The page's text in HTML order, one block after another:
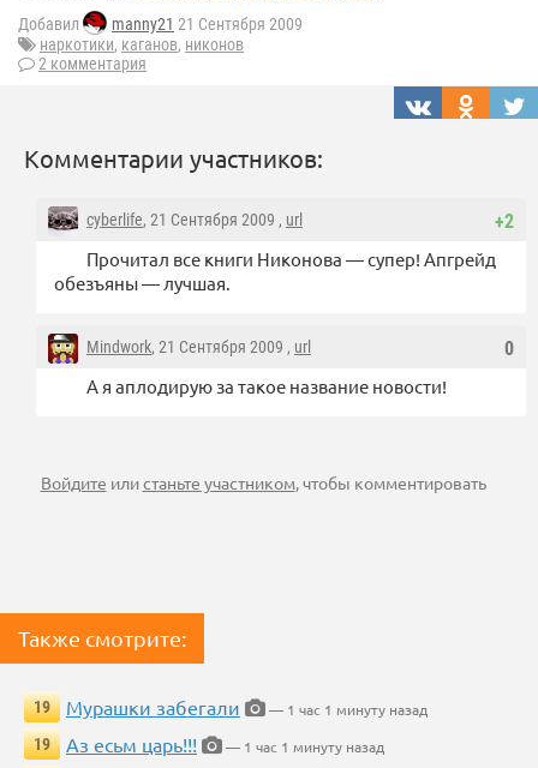
Добавил manny21 21 Сентября 2009
наркотики, каганов, никонов
2 комментария
Комментарии участников:
+2
cyberlife, 21 Сентября 2009 , url
Прочитал все книги Никонова — супер! Апгрейд
обезъяны — лучшая.
0
Mindwork, 21 Сентября 2009 , url
А я аплодирую за такое название новости!
Войдите илистаньте участником, чтобы комментировать
Также смотрите:
19 Мурашки забегали
— 1 час 1 минуту назад
19
Аз есьм царь!!!
— 1 час 1 минуту назад